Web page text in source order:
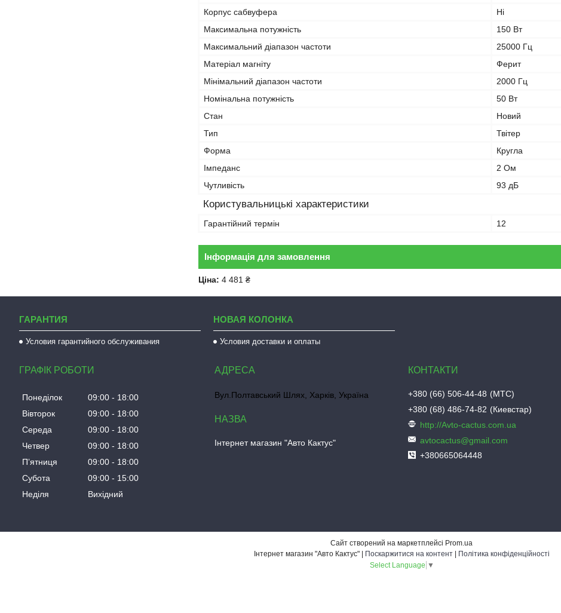
Корпус сабвуфера
Ні
Максимальна потужність
150 Вт
Максимальний діапазон частоти
25000 Гц
Матеріал магніту
Ферит
Мінімальний діапазон частоти
2000 Гц
Номінальна потужність
50 Вт
Стан
Новий
Тип
Твітер
Форма
Кругла
Імпеданс
2 Ом
Чутливість
93 дБ
Користувальницькі характеристики
Гарантійний термін 12
Інформація для замовлення
Ціна: 4 481 ₴
ГАРАНТИЯ
Условия гарантийного обслуживания
НОВАЯ КОЛОНКА
Условия доставки и оплаты
ГРАФІК РОБОТИ
Понеділок 09:00
18:00
Вівторок
09:00
18:00
Середа
09:00
18:00
Четвер
09:00
18:00
Пʼятниця
09:00
18:00
Субота
09:00
15:00
Неділя
Вихідний
Вул.Полтавський Шлях, Харків, Україна
Інтернет магазин "Авто Кактус"
+380 (66) 506-44-48
МТС
+380 (68) 486-74-82
Киевстар
http://Avto-cactus.com.ua
avtocactus@gmail.com
+380665064448
Сайт створений на маркетплейсі Prom.ua
Поскаржитися на контент
Політика конфіденційності
Select Language ▼